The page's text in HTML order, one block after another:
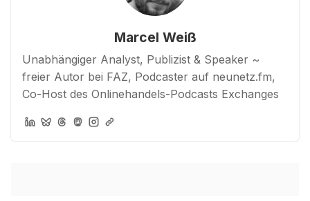
Marcel Weiß
Unabhängiger Analyst, Publizist & Speaker ~
freier Autor bei FAZ, Podcaster auf neunetz.fm,
Co-Host des Onlinehandels-Podcasts Exchanges